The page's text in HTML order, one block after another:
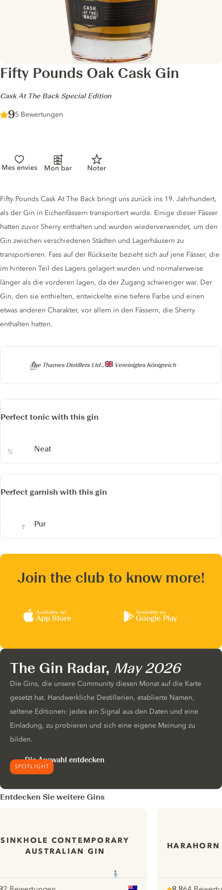
Fifty Pounds Oak Cask Gin
-
Cask At The Back Special Edition
Score :
9/ 10
5 Bewertungen
Mes envies Mon bar Noter
Producer
The Thames Distillers Ltd., Vereinigtes Königreich
Gin description
Fifty Pounds Cask At The Back bringt uns zurück ins 19. Jahrhundert,
als der Gin in Eichenfässern transportiert wurde. Einige dieser Fässer
hatten zuvor Sherry enthalten und wurden wiederverwendet, um den
Gin zwischen verschiedenen Städten und Lagerhäusern zu
transportieren. Fass auf der Rückseite bezieht sich auf jene Fässer, die
im hinteren Teil des Lagers gelagert wurden und normalerweise
länger als die vorderen lagen, da der Zugang schwieriger war. Der
Gin, den sie enthielten, entwickelte eine tiefere Farbe und einen
etwas anderen Charakter, vor allem in den Fässern, die Sherry
enthalten hatten.
Perfect tonic with this gin
Neat
Perfect garnish with this gin
Pur
Join the club to know more!
Available on
App Store
Available on
Google Play
SPOTLIGHT
The Gin Radar, May 2026
Die Gins, die unsere Community diesen Monat auf die Karte
gesetzt hat. Handwerkliche Destillerien, etablierte Namen,
seltene Editionen: jedes ein Signal aus den Daten und eine
Einladung, zu probieren und sich eine eigene Meinung zu
bilden.
Die Auswahl entdecken
Entdecken Sie weitere Gins
SINKHOLE CONTEMPORARY
AUSTRALIAN GIN